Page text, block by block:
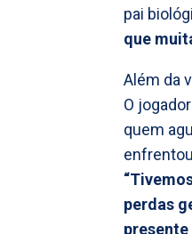
pai
que
Além da
O
quem
perdas
presente